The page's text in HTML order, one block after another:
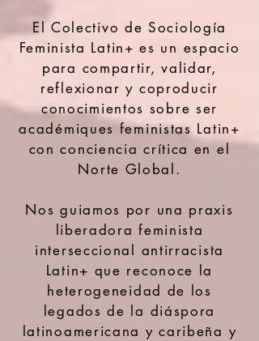
El Colectivo de Sociología
Feminista Latin+ es un espacio
para compartir, validar,
reflexionar y coproducir
conocimientos sobre ser
académiques feministas Latin+
con conciencia crítica en el
Norte Global.
Nos guiamos por una praxis
liberadora feminista
interseccional antirracista
Latin+ que reconoce la
heterogeneidad de los
legados de la diáspora
latinoamericana y caribeña y